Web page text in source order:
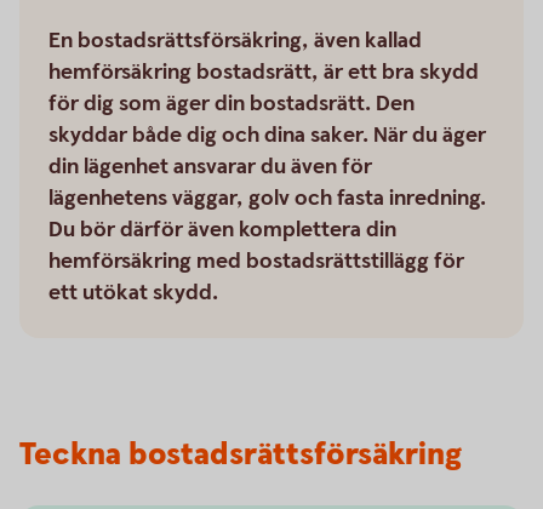
En bostadsrättsförsäkring, även kallad
hemförsäkring bostadsrätt, är ett bra skydd
för dig som äger din bostadsrätt. Den
skyddar både dig och dina saker. När du äger
din lägenhet ansvarar du även för
lägenhetens väggar, golv och fasta inredning.
Du bör därför även komplettera din
hemförsäkring med bostadsrättstillägg för
ett utökat skydd.
Teckna bostadsrättsförsäkring